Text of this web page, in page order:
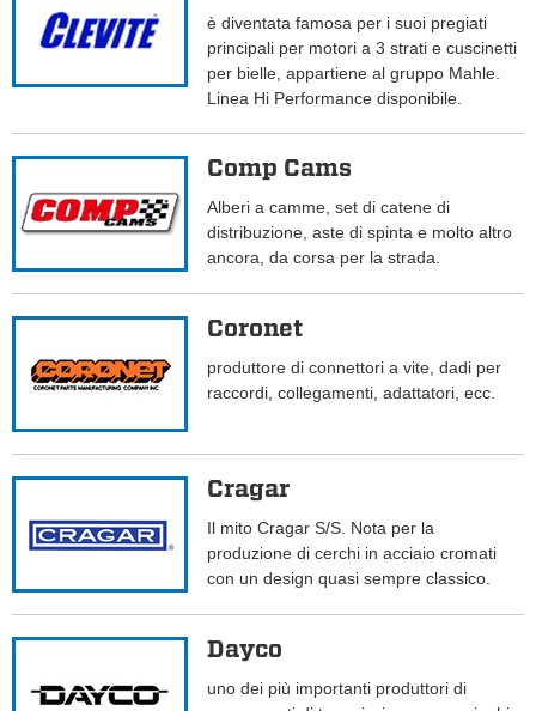
è diventata famosa per i suoi pregiati
principali per motori a 3 strati e cuscinetti
per bielle, appartiene al gruppo Mahle.
Linea Hi Performance disponibile.
Comp Cams
Alberi a camme, set di catene di
distribuzione, aste di spinta e molto altro
ancora, da corsa per la strada.
Coronet
produttore di connettori a vite, dadi per
raccordi, collegamenti, adattatori, ecc.
Cragar
Il mito Cragar S/S. Nota per la
produzione di cerchi in acciaio cromati
con un design quasi sempre classico.
Dayco
uno dei più importanti produttori di